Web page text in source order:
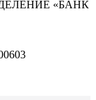
«БАНК